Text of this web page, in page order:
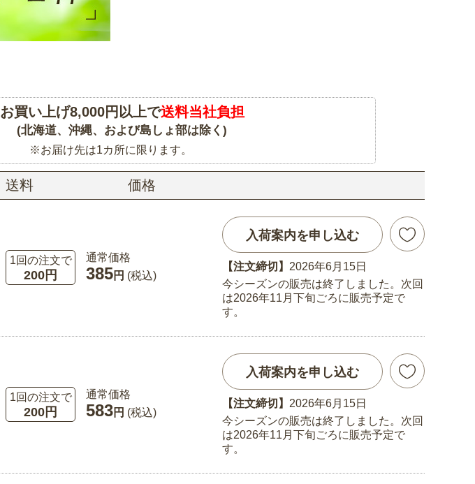
お買い上げ8,000円以上で送料当社負担
(北海道、沖縄、および島しょ部は除く)
※お届け先は1カ所に限ります。
送料 価格
1回の注文で
200円
通常価格
385円 (税込)
入荷案内を申し込む
【注文締切】 2026年6月15日
今シーズンの販売は終了しました。次回
は2026年11月下旬ごろに販売予定で
す。
1回の注文で
200円
通常価格
583円 (税込)
入荷案内を申し込む
【注文締切】 2026年6月15日
今シーズンの販売は終了しました。次回
は2026年11月下旬ごろに販売予定で
す。